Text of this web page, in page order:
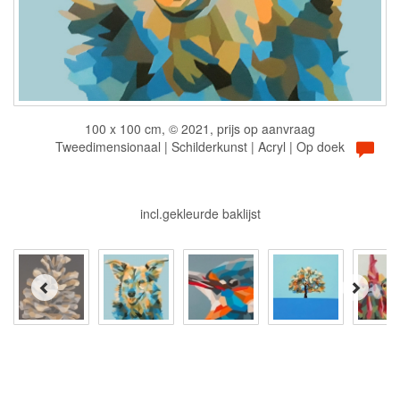
100 x 100 cm, © 2021, prijs op aanvraag
Tweedimensionaal | Schilderkunst | Acryl | Op doek
incl.gekleurde baklijst